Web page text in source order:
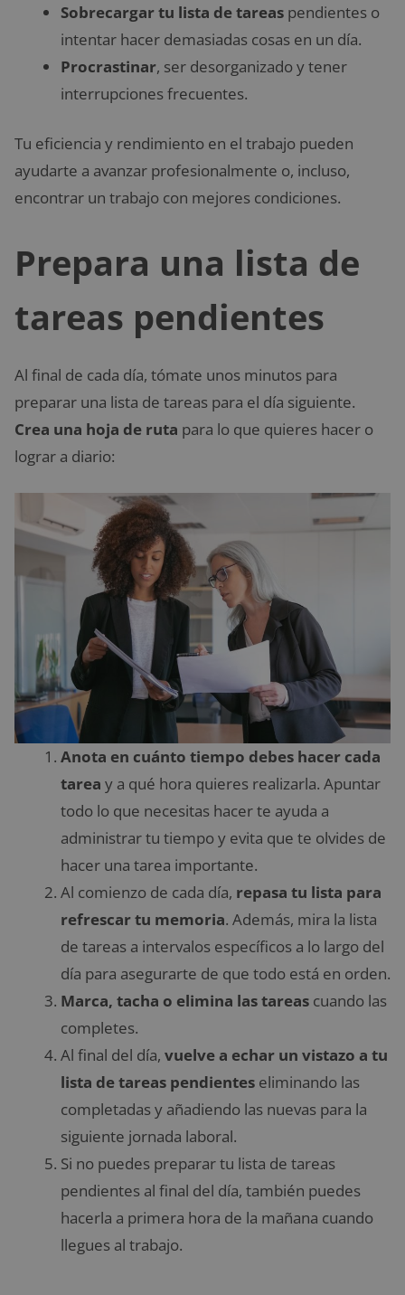
Sobrecargar tu lista de tareas pendientes o
intentar hacer demasiadas cosas en un día.
Procrastinar, ser desorganizado y tener
interrupciones frecuentes.
Tu eficiencia y rendimiento en el trabajo pueden
ayudarte a avanzar profesionalmente o, incluso,
encontrar un trabajo con mejores condiciones.
Prepara una lista de
tareas pendientes
Al final de cada día, tómate unos minutos para
preparar una lista de tareas para el día siguiente.
Crea una hoja de ruta para lo que quieres hacer o
lograr a diario:
Anota en cuánto tiempo debes hacer cada
tarea y a qué hora quieres realizarla. Apuntar
todo lo que necesitas hacer te ayuda a
administrar tu tiempo y evita que te olvides de
hacer una tarea importante.
Al comienzo de cada día, repasa tu lista para
refrescar tu memoria. Además, mira la lista
de tareas a intervalos específicos a lo largo del
día para asegurarte de que todo está en orden.
Marca, tacha o elimina las tareas cuando las
completes.
Al final del día, vuelve a echar un vistazo a tu
lista de tareas pendientes eliminando las
completadas y añadiendo las nuevas para la
siguiente jornada laboral.
Si no puedes preparar tu lista de tareas
pendientes al final del día, también puedes
hacerla a primera hora de la mañana cuando
llegues al trabajo.